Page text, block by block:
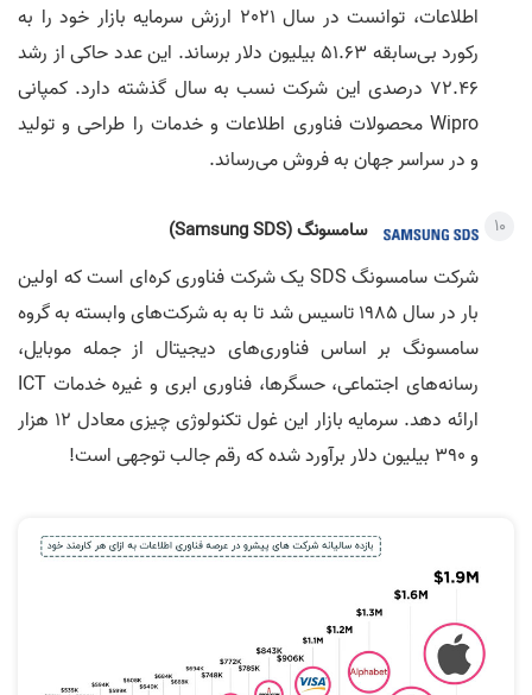
اطلاعات، توانست در سال 2021 ارزش سرمایه بازار خود را به
رکورد بی‌سابقه 51.63 بیلیون دلار برساند. این عدد حاکی از رشد
72.46 درصدی این شرکت نسب به سال گذشته دارد. کمپانی
Wipro محصولات فناوری اطلاعات و خدمات را طراحی و تولید
و در سراسر جهان به فروش می‌رساند.
سامسونگ (Samsung SDS)
شرکت سامسونگ SDS یک شرکت فناوری کره‌ای است که اولین
بار در سال 1985 تاسیس شد تا به به شرکت‌های وابسته به گروه
سامسونگ بر اساس فناوری‌های دیجیتال از جمله موبایل،
رسانه‌های اجتماعی، حسگرها، فناوری ابری و غیره خدمات ICT
ارائه دهد. سرمایه بازار این غول تکنولوژی چیزی معادل 12 هزار
و 390 بیلیون دلار برآورد شده که رقم جالب توجهی است!